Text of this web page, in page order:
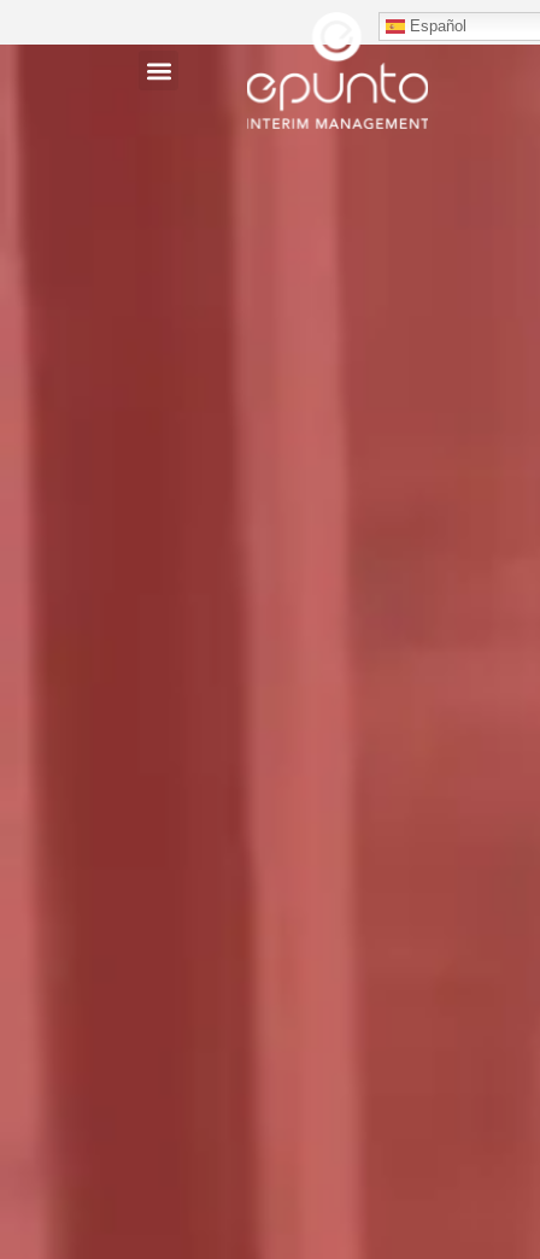
Español